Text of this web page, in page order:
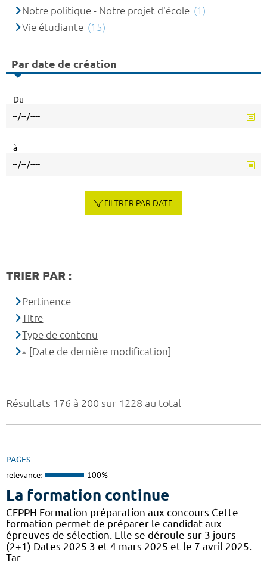
Résultats 176 à 200 sur 1228 au total
PAGES
relevance: 100%
La formation continue
CFPPH Formation préparation aux concours Cette
formation permet de préparer le candidat aux
épreuves de sélection. Elle se déroule sur 3 jours
(2+1) Dates 2025 3 et 4 mars 2025 et le 7 avril 2025.
Tar
Notre politique - Notre projet d'école (1)
Vie étudiante (15)
Par date de création
Du
à
FILTRER PAR DATE
TRIER PAR :
Pertinence
Titre
Type de contenu
[Date de dernière modification]